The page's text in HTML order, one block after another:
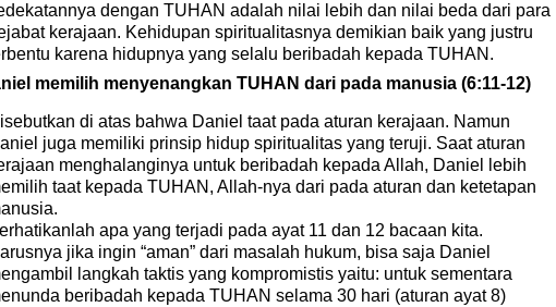
dengan TUHAN adalah nilai lebih dan nilai beda dari para
kerajaan. Kehidupan spiritualitasnya demikian baik yang justru
karena hidupnya yang selalu beribadah kepada TUHAN.
memilih menyenangkan TUHAN dari pada manusia (6:11-12)
di atas bahwa Daniel taat pada aturan kerajaan. Namun
juga memiliki prinsip hidup spiritualitas yang teruji. Saat aturan
menghalanginya untuk beribadah kepada Allah, Daniel lebih
taat kepada TUHAN, Allah-nya dari pada aturan dan ketetapan
apa yang terjadi pada ayat 11 dan 12 bacaan kita.
jika ingin “aman” dari masalah hukum, bisa saja Daniel
langkah taktis yang kompromistis yaitu: untuk sementara
beribadah kepada TUHAN selama 30 hari (aturan ayat 8)